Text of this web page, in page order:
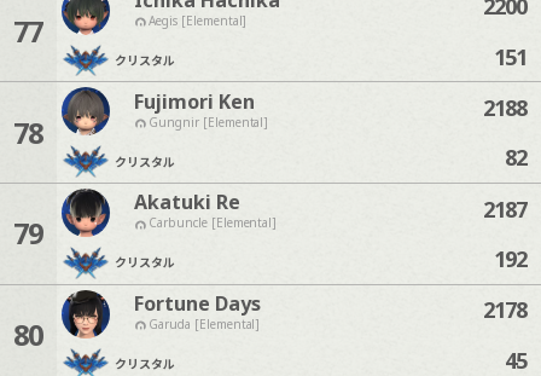
77 Aegis [Elemental]
クリスタル
2200
151
78
Fujimori Ken
Gungnir [Elemental]
クリスタル
2188
82
79
Akatuki Re
Carbuncle [Elemental]
クリスタル
2187
192
80
Fortune Days
Garuda [Elemental]
クリスタル
2178
45